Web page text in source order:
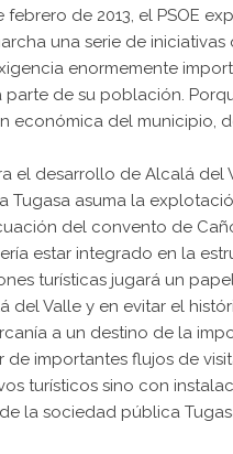
de 2013, el PSOE
una serie de
enormemente
de su población.
económica del municipio,
el desarrollo de Alcalá
asuma la
del convento de
estar integrado en la
turísticas jugará un
del Valle y en evitar el
a un destino de la
importantes flujos de
turísticos sino con
la sociedad pública